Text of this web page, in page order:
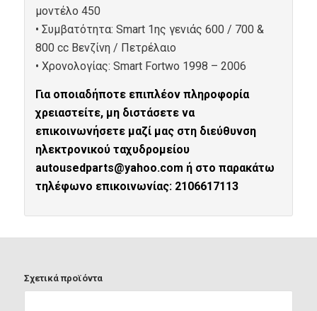
μοντέλο 450
• Συμβατότητα: Smart1ης γενιάς 600 / 700 &
800 ccΒενζίνη / Πετρέλαιο
• Xρονολογίας: Smart Fortwo 1998 – 2006
Για οποιαδήποτε επιπλέον πληροφορία
χρειαστείτε, μη διστάσετε να
επικοινωνήσετε μαζί μας στη διεύθυνση
ηλεκτρονικού ταχυδρομείου
autousedparts@yahoo.com ή στο παρακάτω
τηλέφωνο επικοινωνίας: 2106617113
Σχετικά προϊόντα